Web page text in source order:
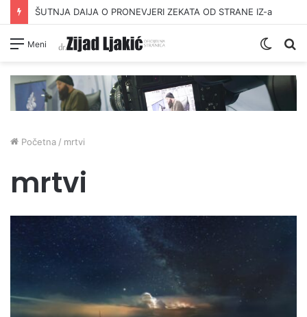
ŠUTNJA DAIJA O PRONEVJERI ZEKATA OD STRANE IZ-a
Meni
Switch
Početna / mrtvi
mrtvi